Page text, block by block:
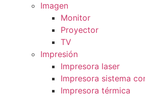
Imagen
Monitor
Proyector
TV
Impresión
Impresora laser
Impresora sistema
Impresora térmica